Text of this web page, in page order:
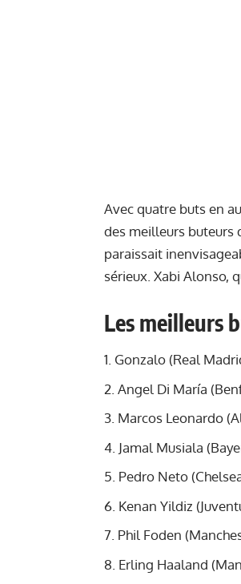
Avec quatre buts en
des meilleurs buteurs
paraissait
sérieux. Xabi Alonso,
Les meilleurs
Gonzalo (Real
Angel Di María
Marcos Leonardo
Jamal Musiala
Pedro Neto
Kenan Yildiz
Phil Foden
Erling Haaland